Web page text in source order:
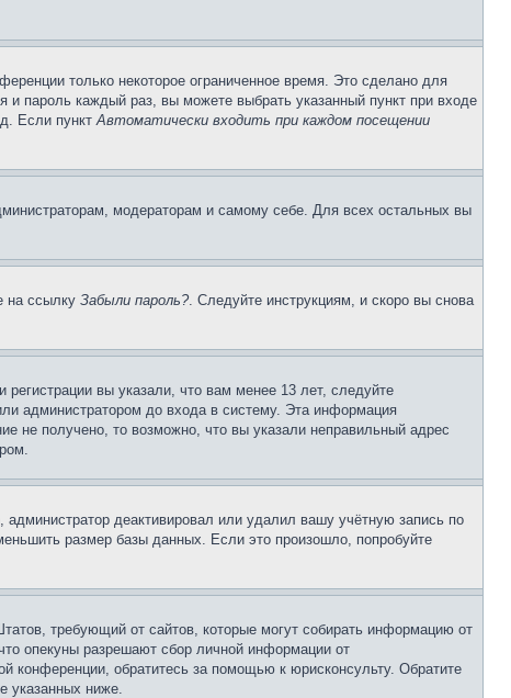
только некоторое ограниченное время. Это сделано для
и пароль каждый раз, вы можете выбрать указанный пункт при входе
Если пунктАвтоматически входить при каждом посещении
модераторам и самому себе. Для всех остальных вы
на ссылку Забыли пароль?. Следуйте инструкциям, и скоро вы снова
вы указали, что вам менее 13 лет, следуйте
администратором до входа в систему. Эта информация
не получено, то возможно, что вы указали неправильный адрес
деактивировал или удалил вашу учётную запись по
размер базы данных. Если это произошло, попробуйте
требующий от сайтов, которые могут собирать информацию от
опекуны разрешают сбор личной информации от
обратитесь за помощью к юрисконсульту. Обратите
указанных ниже.